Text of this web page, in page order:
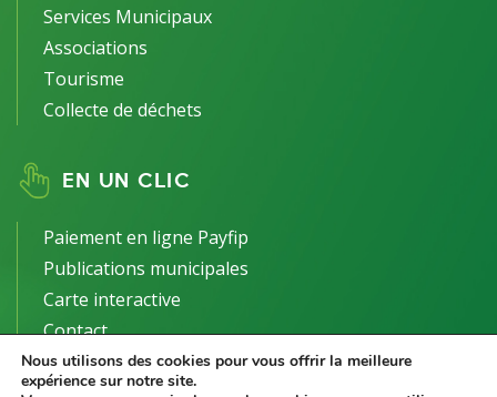
Services Municipaux
Associations
Tourisme
Collecte de déchets
EN UN CLIC
Paiement en ligne Payfip
Publications municipales
Carte interactive
Contact
Nous utilisons des cookies pour vous offrir la meilleure
expérience sur notre site.